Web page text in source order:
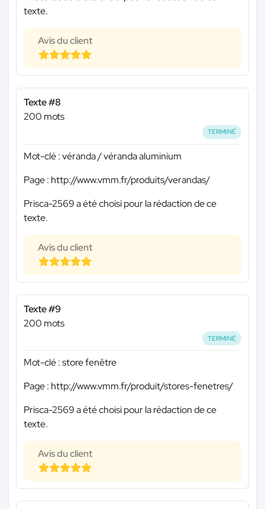
texte.
Avis du client
Texte #8
200 mots
TERMINÉ
Mot-clé : véranda / véranda aluminium
Page : http://www.vmm.fr/produits/verandas/
Prisca-2569 a été choisi pour la rédaction de ce
texte.
Avis du client
Texte #9
200 mots
TERMINÉ
Mot-clé : store fenêtre
Page : http://www.vmm.fr/produit/stores-fenetres/
Prisca-2569 a été choisi pour la rédaction de ce
texte.
Avis du client